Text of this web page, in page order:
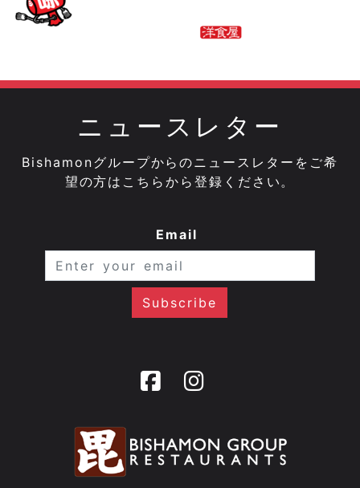
ニュースレター
Bishamonグループからのニュースレターをご希
望の方はこちらから登録ください。
Email